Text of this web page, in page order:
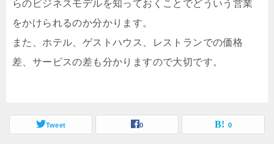
らのビジネスモデルを知っておくことでどういう営業
をかけられるのか分かります。
また、ホテル、ゲストハウス、レストランでの価格
差、サービスの差も分かりますので大切です。
Tweet 0 0